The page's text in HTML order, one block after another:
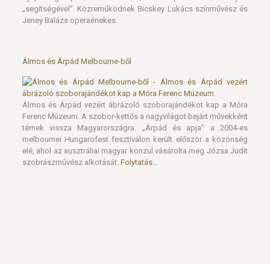
„segítségével”. Közreműködnek Bicskey Lukács színművész és
Jeney Balázs operaénekes.
Álmos és Árpád Melbourne-ből
Álmos és Árpád vezért ábrázoló szoborajándékot kap a Móra
Ferenc Múzeum. A szobor-kettős a nagyvilágot bejárt művekként
térnek vissza Magyarországra. „Árpád és apja” a 2004-es
melbournei Hungarofest fesztiválon került először a közönség
elé, ahol az ausztráliai magyar konzul vásárolta meg Józsa Judit
szobrászművész alkotását. Folytatás…